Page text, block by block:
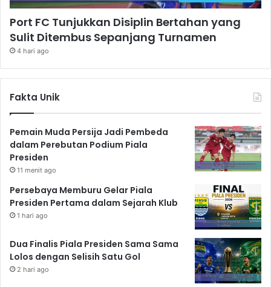
Port FC Tunjukkan Disiplin Bertahan yang
Sulit Ditembus Sepanjang Turnamen
4 hari ago
Fakta Unik
Pemain Muda Persija Jadi Pembeda
dalam Perebutan Podium Piala
Presiden
11 menit ago
Persebaya Memburu Gelar Piala
Presiden Pertama dalam Sejarah Klub
1 hari ago
Dua Finalis Piala Presiden Sama Sama
Lolos dengan Selisih Satu Gol
2 hari ago